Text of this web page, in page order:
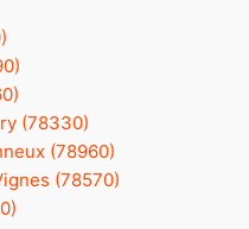
(78330)
(78960)
(78570)